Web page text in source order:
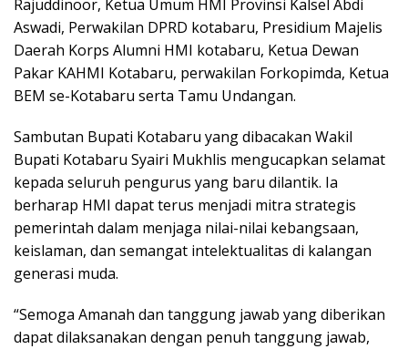
Rajuddinoor, Ketua Umum HMI Provinsi Kalsel Abdi
Aswadi, Perwakilan DPRD kotabaru, Presidium Majelis
Daerah Korps Alumni HMI kotabaru, Ketua Dewan
Pakar KAHMI Kotabaru, perwakilan Forkopimda, Ketua
BEM se-Kotabaru serta Tamu Undangan.
Sambutan Bupati Kotabaru yang dibacakan Wakil
Bupati Kotabaru Syairi Mukhlis mengucapkan selamat
kepada seluruh pengurus yang baru dilantik. Ia
berharap HMI dapat terus menjadi mitra strategis
pemerintah dalam menjaga nilai-nilai kebangsaan,
keislaman, dan semangat intelektualitas di kalangan
generasi muda.
“Semoga Amanah dan tanggung jawab yang diberikan
dapat dilaksanakan dengan penuh tanggung jawab,